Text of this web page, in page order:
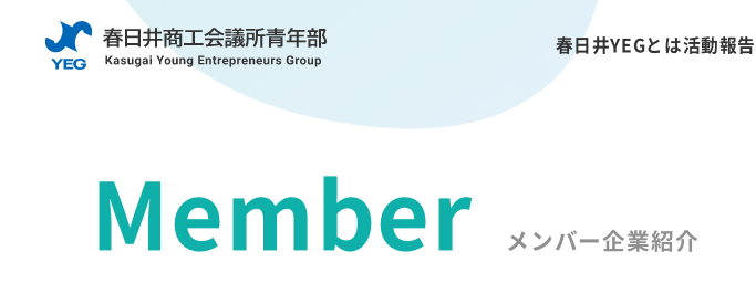
春日井YEGとは活動報告
メンバー企業紹介